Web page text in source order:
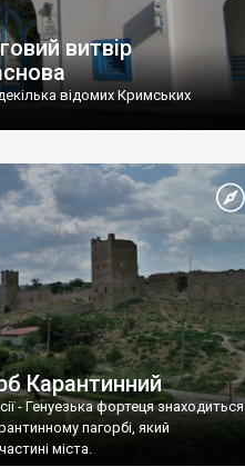
витвір
відомих Кримських
Карантинний
- Генуезька фортеця знаходиться
пагорбі, який
міста.